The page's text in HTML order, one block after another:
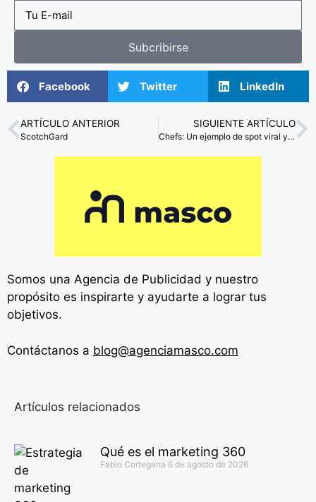
Subcribirse
Facebook Twitter LinkedIn
ARTÍCULO ANTERIOR
ScotchGard
SIGUIENTE ARTÍCULO
Chefs: Un ejemplo de spot viral y cautivador, mas no exento de críticas
Somos una Agencia de Publicidad y nuestro
propósito es inspirarte y ayudarte a lograr tus
objetivos.
Contáctanos a blog@agenciamasco.com
Artículos relacionados
Qué es el marketing 360
Fabio Cortegana 6 de agosto de 2026